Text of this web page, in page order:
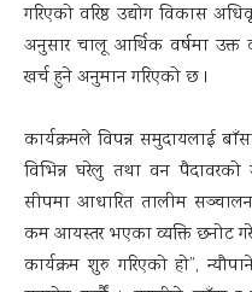
गरिएको वरिष्ठ उद्योग विकास
अनुसार चालू आर्थिक वर्षमा
खर्च हुने अनुमान गरिएको छ ।
कार्यक्रमले विपन्न समुदायलाई
विभिन्न घरेलु तथा वन पैदावरको
सीपमा आधारित तालीम
कम आयस्तर भएका व्यक्ति छनोट
कार्यक्रम शुरु गरिएको हो”,